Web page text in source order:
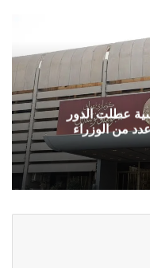
عطلت الدور
من الوزراء